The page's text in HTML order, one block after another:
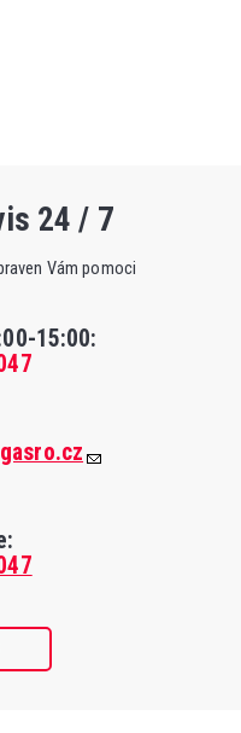
24 / 7
Vám pomoci
15:00: